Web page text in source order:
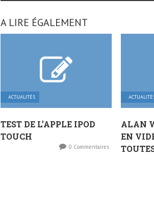
A LIRE ÉGALEMENT
ACTUALITÉS
TEST DE L’APPLE IPOD
TOUCH
0 Commentaires
ALAN
EN